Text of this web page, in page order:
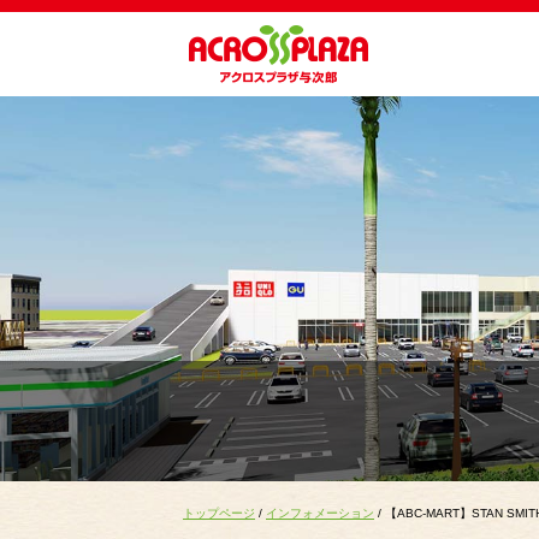
トップページ / インフォメーション / 【ABC-MART】STAN